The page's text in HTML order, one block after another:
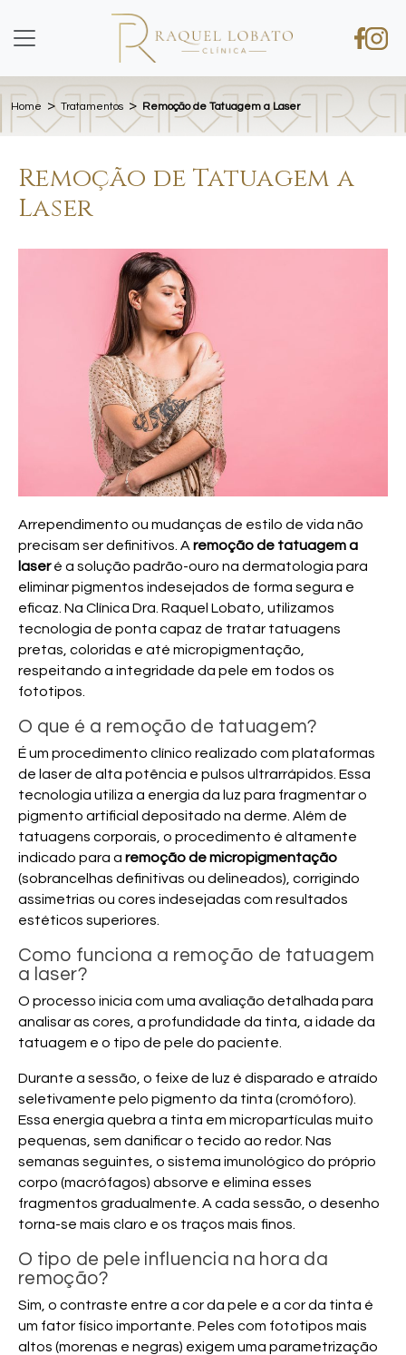
Home > Tratamentos > Remoção de Tatuagem a Laser
Remoção de Tatuagem a
Laser
Arrependimento ou mudanças de estilo de vida não
precisam ser definitivos. A remoção de tatuagem a
laseré a solução padrão-ouro na dermatologia para
eliminar pigmentos indesejados de forma segura e
eficaz. Na Clínica Dra. Raquel Lobato, utilizamos
tecnologia de ponta capaz de tratar tatuagens
pretas, coloridas e até micropigmentação,
respeitando a integridade da pele em todos os
fototipos.
O que é a remoção de tatuagem?
É um procedimento clínico realizado com plataformas
de laser de alta potência e pulsos ultrarrápidos. Essa
tecnologia utiliza a energia da luz para fragmentar o
pigmento artificial depositado na derme. Além de
tatuagens corporais, o procedimento é altamente
indicado para a remoção de micropigmentação
(sobrancelhas definitivas ou delineados), corrigindo
assimetrias ou cores indesejadas com resultados
estéticos superiores.
Como funciona a remoção de tatuagem
a laser?
O processo inicia com uma avaliação detalhada para
analisar as cores, a profundidade da tinta, a idade da
tatuagem e o tipo de pele do paciente.
Durante a sessão, o feixe de luz é disparado e atraído
seletivamente pelo pigmento da tinta (cromóforo).
Essa energia quebra a tinta em micropartículas muito
pequenas, sem danificar o tecido ao redor. Nas
semanas seguintes, o sistema imunológico do próprio
corpo (macrófagos) absorve e elimina esses
fragmentos gradualmente. A cada sessão, o desenho
torna-se mais claro e os traços mais finos.
O tipo de pele influencia na hora da
remoção?
Sim, o contraste entre a cor da pele e a cor da tinta é
um fator físico importante. Peles com fototipos mais
altos (morenas e negras) exigem uma parametrização